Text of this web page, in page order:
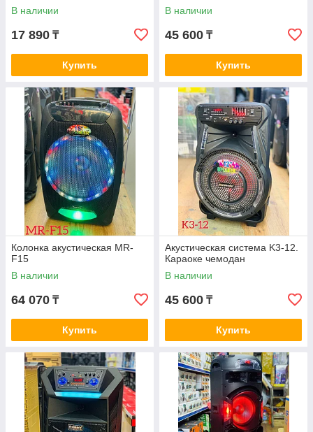
В наличии
17 890 ₸
Купить
В наличии
45 600 ₸
Купить
Колонка акустическая MR-
F15
В наличии
64 070 ₸
Купить
Акустическая система K3-12.
Караоке чемодан
В наличии
45 600 ₸
Купить